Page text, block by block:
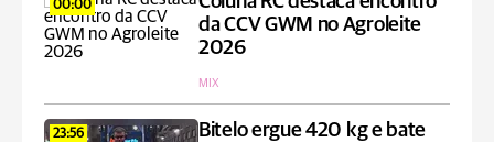
00:00
da CCV GWM no Agroleite
2026
MIX
23:56
Bitelo ergue 420 kg e bate